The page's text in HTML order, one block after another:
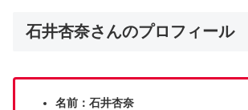
石井杏奈さんのプロフィール
名前：石井杏奈